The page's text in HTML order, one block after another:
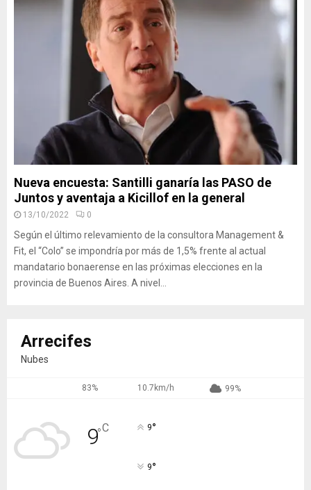
Nueva encuesta: Santilli ganaría las PASO de
Juntos y aventaja a Kicillof en la general
13/10/2022 0
Según el último relevamiento de la consultora Management &
Fit, el “Colo” se impondría por más de 1,5% frente al actual
mandatario bonaerense en las próximas elecciones en la
provincia de Buenos Aires. A nivel...
Arrecifes
Nubes
83% 10.7km/h 99%
9°C 9°
9°